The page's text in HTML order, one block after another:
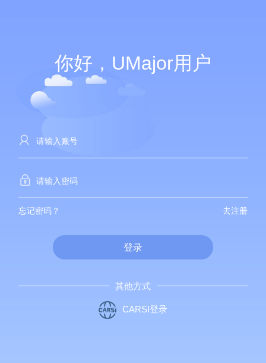
你好，UMajor用户
忘记密码？ 去注册
登录
其他方式
CARSI登录